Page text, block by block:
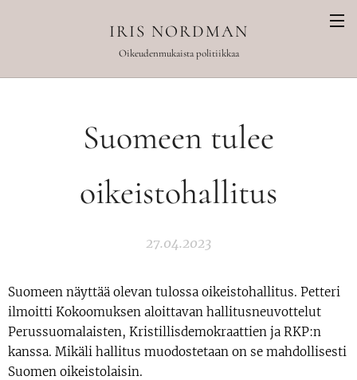
IRIS NORDMAN
Oikeudenmukaista politiikkaa
Suomeen tulee
oikeistohallitus
27.04.2023
Suomeen näyttää olevan tulossa oikeistohallitus. Petteri
ilmoitti Kokoomuksen aloittavan hallitusneuvottelut
Perussuomalaisten, Kristillisdemokraattien ja RKP:n
kanssa. Mikäli hallitus muodostetaan on se mahdollisesti
Suomen oikeistolaisin.